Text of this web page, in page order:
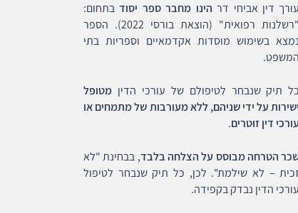
עורך דין אביחי דר הינו מחבר ספר יסודבתחום:
"רשלנות רפואית" (הוצאת בורסי 2022). הספר
נמצא בשימוש מוסדות אקדמאיים וספריות בתי
המשפט.
כל תיק שנבחר לטיפולם של עורכי הדין מטופל
ישירות על ידי שניהם, ללא מעורבות של מתמחים או
עורכי דין זוטרים.
הטרחה מבוסס על הצלחה בלבד, בבחינת "לא
זכית – לא שילמת". לכן, כל תיק שנבחר לטיפול
עורכי הדין נבדק בקפידה.